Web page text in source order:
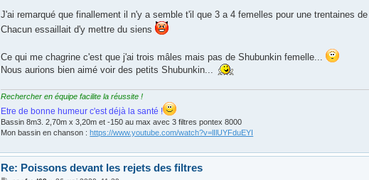
J'ai remarqué que finallement il n'y a semble t'il que 3 a 4 femelles pour une trentaines
Chacun essaillait d'y mettre du siens
Ce qui me chagrine c'est que j'ai trois mâles mais pas de Shubunkin femelle...
Nous aurions bien aimé voir des petits Shubunkin...
Rechercher en équipe facilite la réussite !
Etre de bonne humeur c'est déjà la santé !
Bassin 8m3. 2,70m x 3,20m et -150 au max avec 3 filtres pontex 8000
Mon bassin en chanson :https://www.youtube.com/watch?v=lIlUYFduEYI
Re: Poissons devant les rejets des filtres